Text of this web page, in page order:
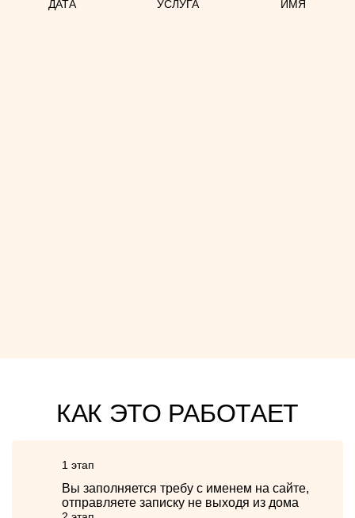
ДАТА УСЛУГА ИМЯ
КАК ЭТО РАБОТАЕТ
1 этап
Вы заполняется требу с именем на сайте,
отправляете записку не выходя из дома